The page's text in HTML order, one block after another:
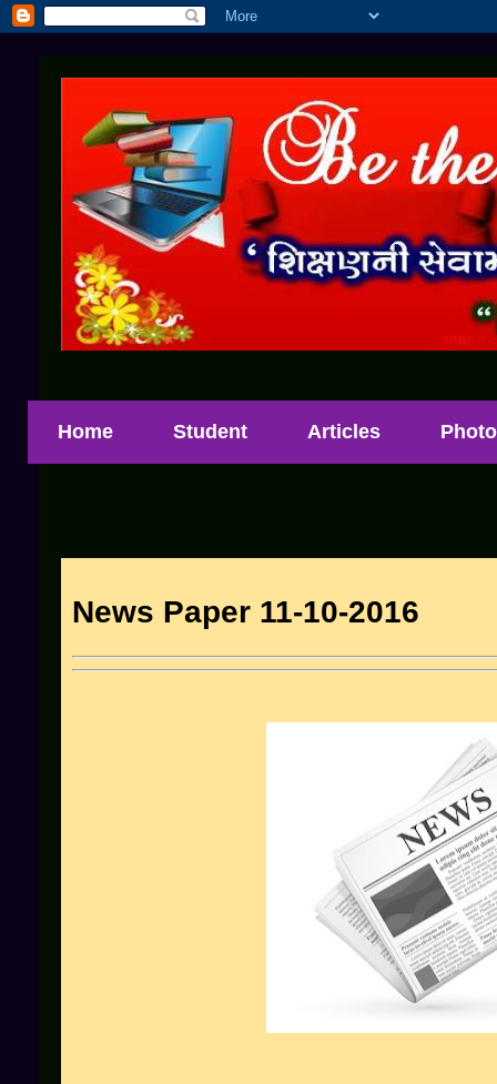
Home Student Articles
News Paper 11-10-2016